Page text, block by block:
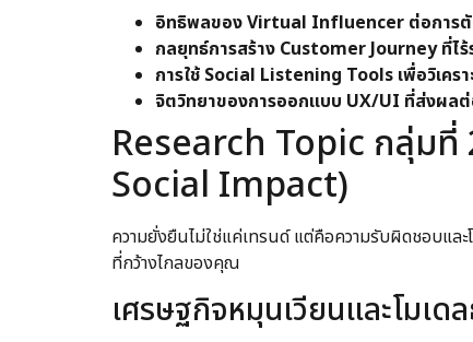
อิทธิพลของ Virtual Influencer ต่อการตั
กลยุทธ์การสร้าง Customer Journey ที่
การใช้ Social Listening Tools เพื่อวิเค
จิตวิทยาของการออกแบบ UX/UI ที่ส่งผล
Research Topic กลุ่ม
Social Impact)
ความยั่งยืนไม่ใช่แค่เทรนด์ แต่คือความรับผิดชอบแ
ที่กว้างไกลของคุณ
เศรษฐกิจหมุนเวียนและโมเ